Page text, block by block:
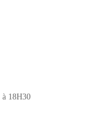
18H30